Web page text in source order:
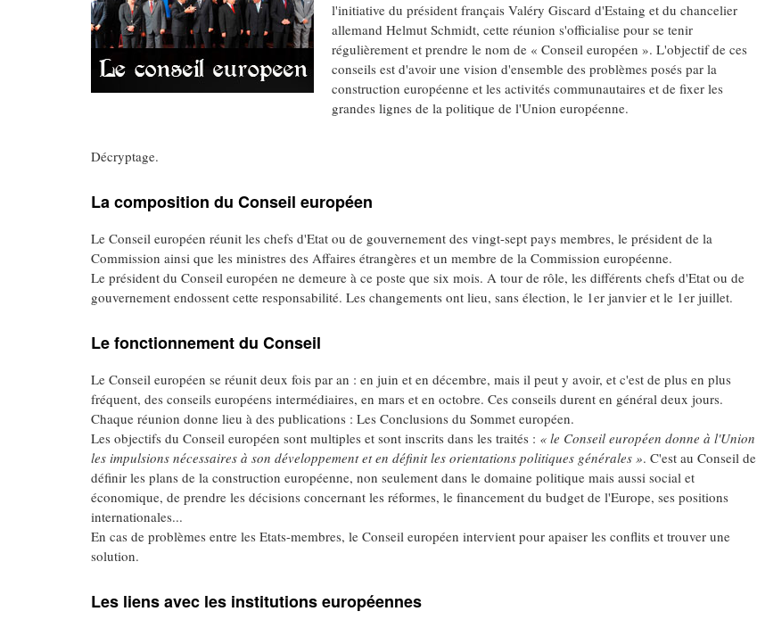
l'initiative du président français Valéry Giscard d'Estaing et du chancelier
allemand Helmut Schmidt, cette réunion s'officialise pour se tenir
régulièrement et prendre le nom de « Conseil européen ». L'objectif de ces
conseils est d'avoir une vision d'ensemble des problèmes posés par la
construction européenne et les activités communautaires et de fixer les
grandes lignes de la politique de l'Union européenne.
Décryptage.
La composition du Conseil européen
Le Conseil européen réunit les chefs d'Etat ou de gouvernement des vingt-sept pays membres, le président de la
Commission ainsi que les ministres des Affaires étrangères et un membre de la Commission européenne.
Le président du Conseil européen ne demeure à ce poste que six mois. A tour de rôle, les différents chefs d'Etat ou de
gouvernement endossent cette responsabilité. Les changements ont lieu, sans élection, le 1er janvier et le 1er juillet.
Le fonctionnement du Conseil
Le Conseil européen se réunit deux fois par an : en juin et en décembre, mais il peut y avoir, et c'est de plus en plus
fréquent, des conseils européens intermédiaires, en mars et en octobre. Ces conseils durent en général deux jours.
Chaque réunion donne lieu à des publications : Les Conclusions du Sommet européen.
Les objectifs du Conseil européen sont multiples et sont inscrits dans les traités : « le Conseil européen donne à l'Union
les impulsions nécessaires à son développement et en définit les orientations politiques générales ». C'est au Conseil de
définir les plans de la construction européenne, non seulement dans le domaine politique mais aussi social et
économique, de prendre les décisions concernant les réformes, le financement du budget de l'Europe, ses positions
internationales...
En cas de problèmes entre les Etats-membres, le Conseil européen intervient pour apaiser les conflits et trouver une
solution.
Les liens avec les institutions européennes